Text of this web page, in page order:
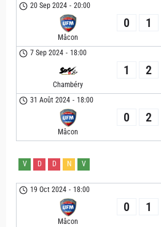
20 Sep 2024 - 20:00
Mâcon
0 1
7 Sep 2024 - 18:00
Chambéry
1 2
31 Août 2024 - 18:00
Mâcon
0 2
V D D N V
19 Oct 2024 - 18:00
Mâcon
0 1